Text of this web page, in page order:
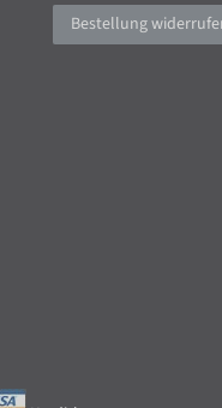
Bestellung